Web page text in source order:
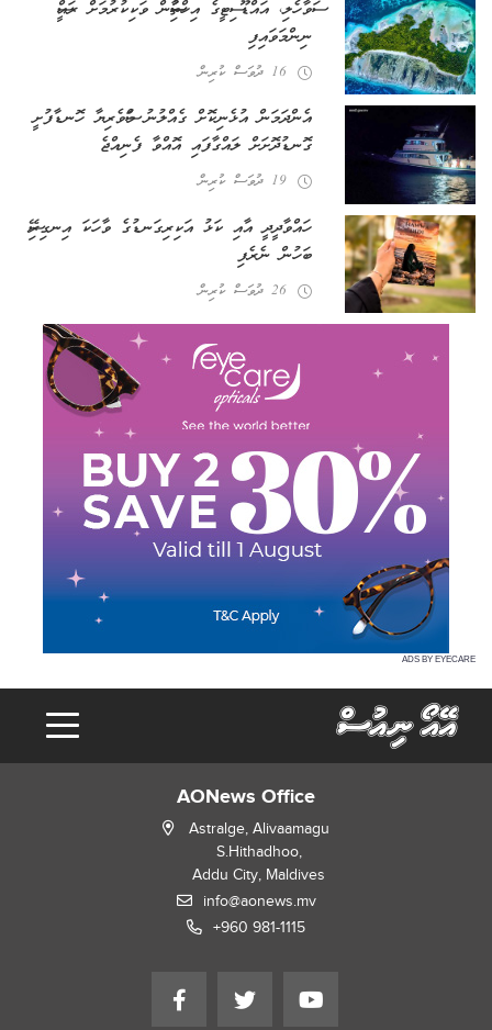
ސަވާހެލި، އައްޑޫ ސިޓީގެ އިހްތިސާސުން ވަކިކުރުމަށް ރައީސް
ނިންމަވައިފި
16 ދުވަސް ކުރިން
އެންދަމަން އުޅެނިކޮށް ގެއްލުނު މަސްވެރިޔާ ހޮނޑާފުށީ
ގޮނޑުދޮށަށް ލައްގާފައި އޮއްވާ ފެނިއްޖެ
19 ދުވަސް ކުރިން
ހައްވާދީދީ އާއި ކަޅު އަކިރިގަނޑުގެ ވާހަކަ އިނގިރޭސި
ބަހުން ނެރެފި
26 ދުވަސް ކުރިން
ADS BY EYECARE
AONews Office
Astralge, Alivaamagu
S.Hithadhoo,
Addu City, Maldives
info@aonews.mv
+960 981-1115